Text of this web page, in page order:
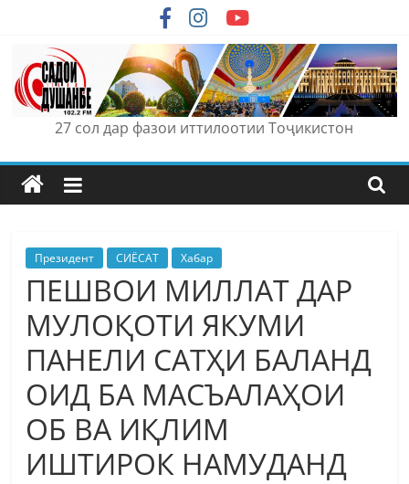
content
27 сол дар фазои иттилоотии Тоҷикистон
Президент СИЁСАТ Хабар
ПЕШВОИ МИЛЛАТ ДАР
МУЛОҚОТИ ЯКУМИ
ПАНЕЛИ САТҲИ БАЛАНД
ОИД БА МАСЪАЛАҲОИ
ОБ ВА ИҚЛИМ
ИШТИРОК НАМУДАНД